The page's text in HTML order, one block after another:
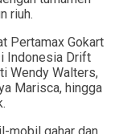
riuh.
Pertamax Gokart
Indonesia Drift
Wendy Walters,
Marisca, hingga